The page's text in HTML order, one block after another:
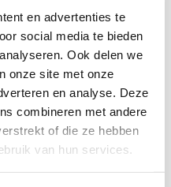
en advertenties te
social media te bieden
Ook delen we
onze site met onze
en analyse. Deze
combineren met andere
of die ze hebben
van hun services.